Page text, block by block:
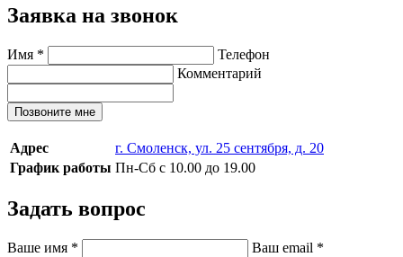
Заявка на звонок
Имя *
Телефон
Комментарий
Позвоните мне
Адрес
г. Смоленск, ул. 25 сентября, д. 20
График работы Пн-Сб с 10.00 до 19.00
Задать вопрос
Ваше имя * Ваш email *